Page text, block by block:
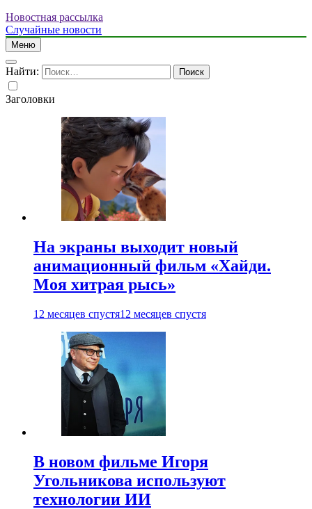
Новостная рассылка
Случайные новости
Меню
Найти:
Заголовки
На экраны выходит новый
анимационный фильм «Хайди.
Моя хитрая рысь»
12 месяцев спустя12 месяцев спустя
В новом фильме Игоря
Угольникова используют
технологии ИИ